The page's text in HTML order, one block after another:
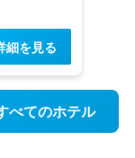
細を見る
べてのホテル